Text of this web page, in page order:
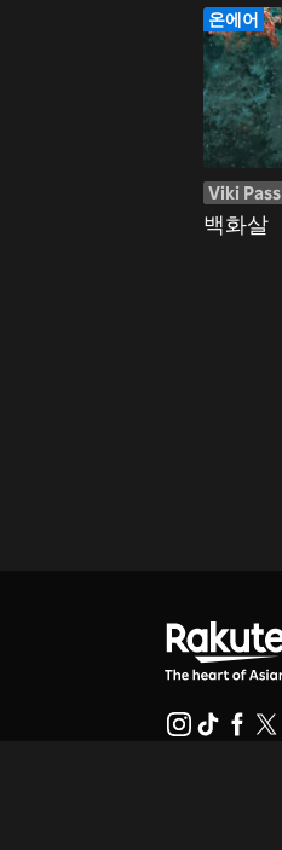
온에어
Viki Pass
백화살